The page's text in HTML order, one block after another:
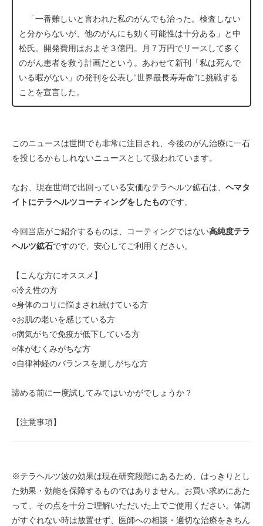
「一番難しいと言われた私のがんでも治った。検査しない
と分からないが、他のがんにも効く可能性は十分ある」と中
松氏。開発費用はおよそ３億円。月７万円でリースして多く
のがん患者を救う計画だという。あわせて新刊「私は死んで
いる暇がない」の発刊を公表し“世界最長寿寿命”に挑戦する
ことを宣言した。
このニュースは世間でも非常に注目され、今後のがん治療に一石
を投じるかもしれないニュースとして扱われています。
なお、現在世間で出回っている安価なテラヘルツ鉱石は、 ヘマタ
イトにテラヘルツコーティングをしたものです。
今回当店がご紹介するものは、コーティングではない高純度テラ
ヘルツ鉱石ですので、安心してご利用ください。
【こんな方にオススメ】
○冷え性の方
○身体のコリに悩まされ続けている方
○お肌の老いを感じている方
○病気がちで免疫が低下している方
○体がむくみがちな方
○自律神経のバランスを崩しがちな方
諦める前に一度試してみてはいかがでしょうか？
【注意事項】
※テラヘルツ波の効果は現在研究段階にあるため、はっきりとし
た効果・効能を保障するものではありません。お買い求めにあた
って、その点を十分ご理解いただいた上でご使用ください。体調
がすぐれない時は放置せず、医師への相談・適切な治療をきちん